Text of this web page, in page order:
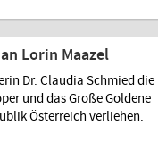
Lorin Maazel
Dr. Claudia Schmied die
und das Große Goldene
Österreich verliehen.